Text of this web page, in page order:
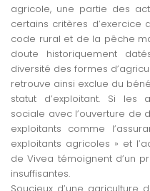
agricole, une partie des
certains critères d’exercice
code rural et de la pêche
doute historiquement
diversité des formes
retrouve ainsi exclue du
statut d’exploitant. Si les
sociale avec l’ouverture de
exploitants comme
exploitants agricoles » et
de Vivea témoignent d’un
insuffisantes.